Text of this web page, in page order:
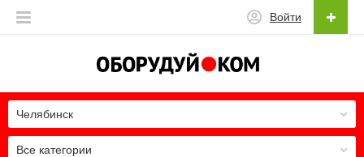
Войти
Все категории
Челябинск